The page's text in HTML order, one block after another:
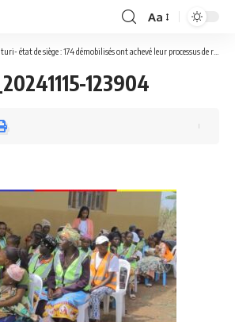
Font
Resizer
Aa
Ituri- état de siège : 174 démobilisés ont achevé leur processus de réintegration communautaire.
123904